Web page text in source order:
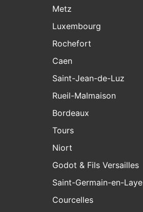
Metz
Luxembourg
Rochefort
Caen
Saint-Jean-de-Luz
Rueil-Malmaison
Bordeaux
Tours
Niort
Godot & Fils Versailles
Saint-Germain-en-Laye
Courcelles